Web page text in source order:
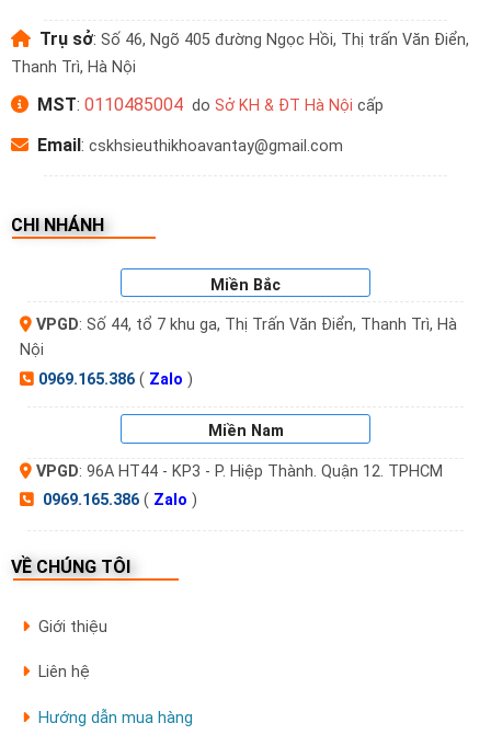
Trụ sở: Số 46, Ngõ 405 đường Ngọc Hồi, Thị trấn Văn Điển,
Thanh Trì, Hà Nội
MST: 0110485004do Sở KH & ĐT Hà Nội cấp
Email : cskhsieuthikhoavantay@gmail.com
CHI NHÁNH
Miền Bắc
VPGD: Số 44, tổ 7 khu ga, Thị Trấn Văn Điển, Thanh Trì, Hà
Nội
0969.165.386( Zalo )
Miền Nam
VPGD: 96A HT44 - KP3 - P. Hiệp Thành. Quận 12. TPHCM
0969.165.386( Zalo )
VỀ CHÚNG TÔI
Giới thiệu
Liên hệ
Hướng dẫn mua hàng